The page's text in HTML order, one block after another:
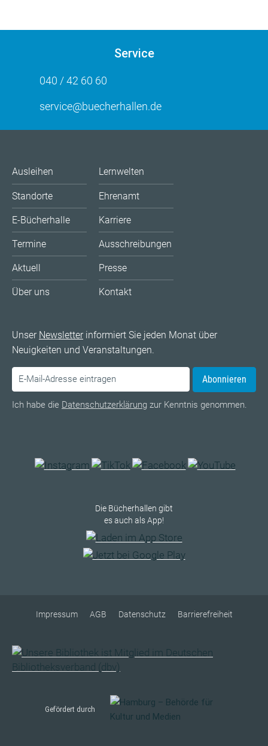
Service
040 / 42 60 60
service@buecherhallen.de
Ausleihen
Standorte
E-Bücherhalle
Termine
Aktuell
Über uns
Lernwelten
Ehrenamt
Karriere
Ausschreibungen
Presse
Kontakt
Unser Newsletterinformiert Sie jeden Monat über
Neuigkeiten und Veranstaltungen.
Abonnieren
Ich habe die Datenschutzerklärung zur Kenntnis genommen.
Die Bücherhallen gibt
es auch als App!
Impressum AGB Datenschutz Barrierefreiheit
Gefördert durch